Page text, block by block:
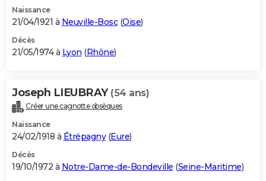
Naissance
21/04/1921 à Neuville-Bosc(Oise)
Décès
21/05/1974 à Lyon (Rhône)
Joseph LIEUBRAY (54 ans)
Créer une cagnotte obsèques
Naissance
24/02/1918 à Étrépagny(Eure)
Décès
19/10/1972 à Notre-Dame-de-Bondeville (Seine-Maritime)